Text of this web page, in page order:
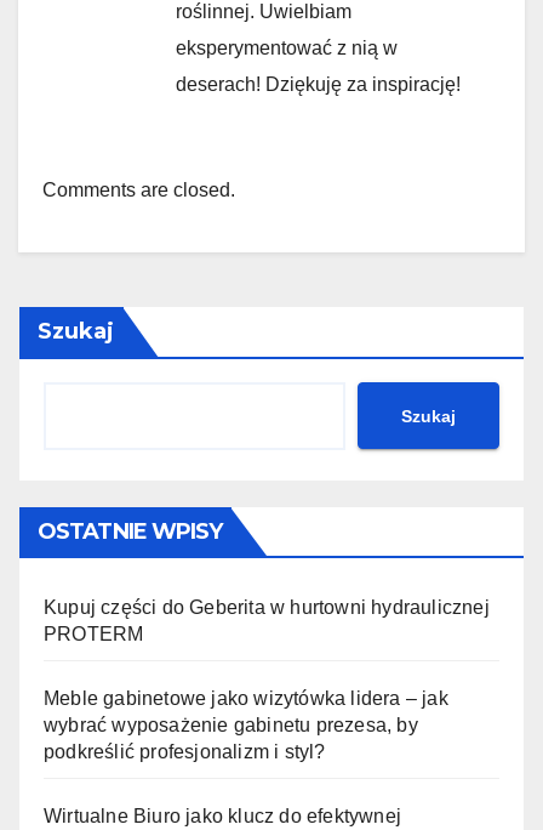
roślinnej. Uwielbiam
eksperymentować z nią w
deserach! Dziękuję za inspirację!
Comments are closed.
Szukaj
Szukaj
OSTATNIE WPISY
Kupuj części do Geberita w hurtowni hydraulicznej
PROTERM
Meble gabinetowe jako wizytówka lidera – jak
wybrać wyposażenie gabinetu prezesa, by
podkreślić profesjonalizm i styl?
Wirtualne Biuro jako klucz do efektywnej